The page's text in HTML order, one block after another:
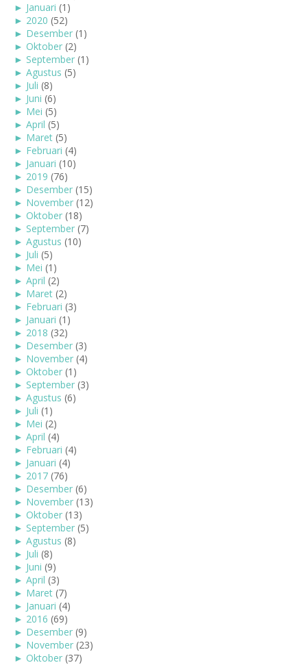
► Januari (1)
► 2020 (52)
► Desember (1)
► Oktober (2)
► September (1)
► Agustus (5)
► Juli (8)
► Juni (6)
► Mei (5)
► April (5)
► Maret (5)
► Februari (4)
► Januari (10)
► 2019 (76)
► Desember (15)
► November (12)
► Oktober (18)
► September (7)
► Agustus (10)
► Juli (5)
► Mei (1)
► April (2)
► Maret (2)
► Februari (3)
► Januari (1)
► 2018 (32)
► Desember (3)
► November (4)
► Oktober (1)
► September (3)
► Agustus (6)
► Juli (1)
► Mei (2)
► April (4)
► Februari (4)
► Januari (4)
► 2017 (76)
► Desember (6)
► November (13)
► Oktober (13)
► September (5)
► Agustus (8)
► Juli (8)
► Juni (9)
► April (3)
► Maret (7)
► Januari (4)
► 2016 (69)
► Desember (9)
► November (23)
► Oktober (37)